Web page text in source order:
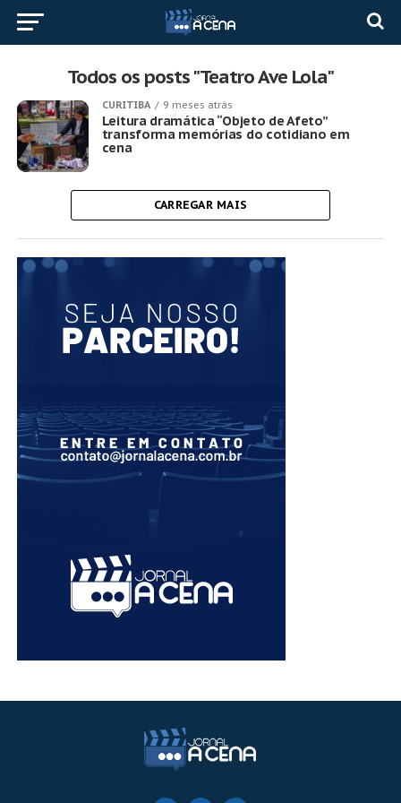
Todos os posts "Teatro Ave Lola"
CURITIBA 9 meses atrás
Leitura dramática “Objeto de Afeto”
transforma memórias do cotidiano em
cena
CARREGAR MAIS